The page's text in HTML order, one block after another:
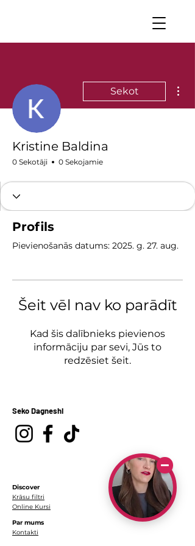
Sekot
Kristine Baldina
0 Sekotāji 0 Sekojamie
Profils
Pievienošanās datums: 2025. g. 27. aug.
Šeit vēl nav ko parādīt
Kad šis dalībnieks pievienos
informāciju par sevi, Jūs to
redzēsiet šeit.
Seko Dagneshi
Discover
Krāsu filtri
Online Kursi
Par mums
Kontakti